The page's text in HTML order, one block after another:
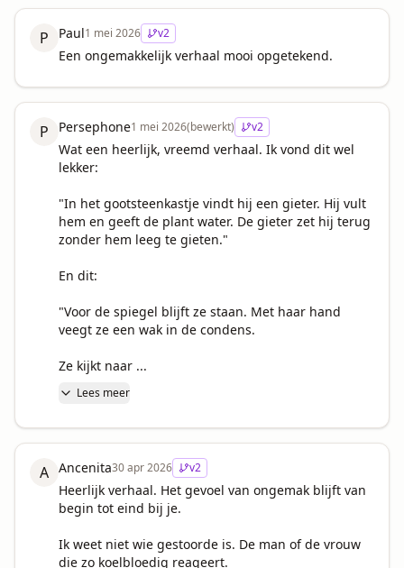
P Paul1 mei 2026 v2
Een ongemakkelijk verhaal mooi opgetekend.
P Persephone1 mei 2026(bewerkt) v2
Wat een heerlijk, vreemd verhaal. Ik vond dit wel
lekker:
"In het gootsteenkastje vindt hij een gieter. Hij vult
hem en geeft de plant water. De gieter zet hij terug
zonder hem leeg te gieten."
En dit:
"Voor de spiegel blijft ze staan. Met haar hand
veegt ze een wak in de condens.
Ze kijkt naar ...
Lees meer
A Ancenita30 apr 2026 v2
Heerlijk verhaal. Het gevoel van ongemak blijft van
begin tot eind bij je.
Ik weet niet wie gestoorde is. De man of de vrouw
die zo koelbloedig reageert.